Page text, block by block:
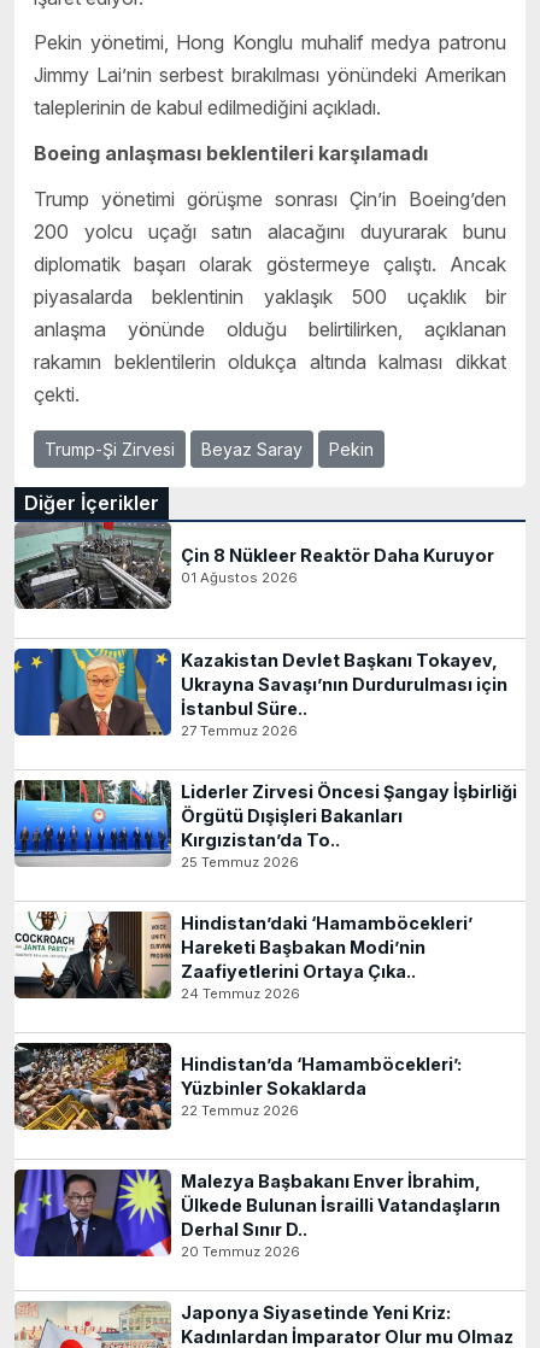
Pekin yönetimi, Hong Konglu muhalif medya patronu
Jimmy Lai’nin serbest bırakılması yönündeki Amerikan
taleplerinin de kabul edilmediğini açıkladı.
Boeing anlaşması beklentileri karşılamadı
Trump yönetimi görüşme sonrası Çin’in Boeing’den
200 yolcu uçağı satın alacağını duyurarak bunu
diplomatik başarı olarak göstermeye çalıştı. Ancak
piyasalarda beklentinin yaklaşık 500 uçaklık bir
anlaşma yönünde olduğu belirtilirken, açıklanan
rakamın beklentilerin oldukça altında kalması dikkat
çekti.
Trump-Şi Zirvesi Beyaz Saray Pekin
Diğer İçerikler
Çin 8 Nükleer Reaktör Daha Kuruyor
01 Ağustos 2026
Kazakistan Devlet Başkanı Tokayev,
Ukrayna Savaşı’nın Durdurulması için
İstanbul Süre..
27 Temmuz 2026
Liderler Zirvesi Öncesi Şangay İşbirliği
Örgütü Dışişleri Bakanları
Kırgızistan’da To..
25 Temmuz 2026
Hindistan’daki ‘Hamamböcekleri’
Hareketi Başbakan Modi’nin
Zaafiyetlerini Ortaya Çıka..
24 Temmuz 2026
Hindistan’da ‘Hamamböcekleri’:
Yüzbinler Sokaklarda
22 Temmuz 2026
Malezya Başbakanı Enver İbrahim,
Ülkede Bulunan İsrailli Vatandaşların
Derhal Sınır D..
20 Temmuz 2026
Japonya Siyasetinde Yeni Kriz:
Kadınlardan İmparator Olur mu Olmaz